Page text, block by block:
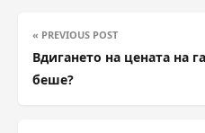
« PREVIOUS POST
Вдигането на цената на
беше?